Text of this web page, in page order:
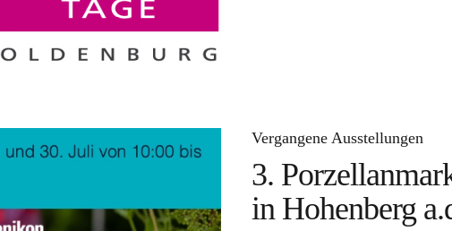
Vergangene Ausstellungen
3.
in Hohenberg